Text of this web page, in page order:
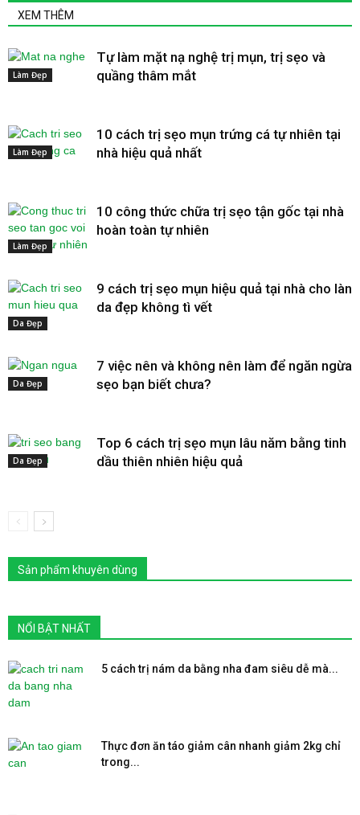
XEM THÊM
Làm Đẹp
Tự làm mặt nạ nghệ trị mụn, trị sẹo và
quầng thâm mắt
Làm Đẹp
10 cách trị sẹo mụn trứng cá tự nhiên tại
nhà hiệu quả nhất
Làm Đẹp
10 công thức chữa trị sẹo tận gốc tại nhà
hoàn toàn tự nhiên
Da Đẹp
9 cách trị sẹo mụn hiệu quả tại nhà cho làn
da đẹp không tì vết
Da Đẹp
7 việc nên và không nên làm để ngăn ngừa
sẹo bạn biết chưa?
Da Đẹp
Top 6 cách trị sẹo mụn lâu năm bằng tinh
dầu thiên nhiên hiệu quả
Sản phẩm khuyên dùng
NỔI BẬT NHẤT
5 cách trị nám da bằng nha đam siêu dễ mà...
Thực đơn ăn táo giảm cân nhanh giảm 2kg chỉ
trong...